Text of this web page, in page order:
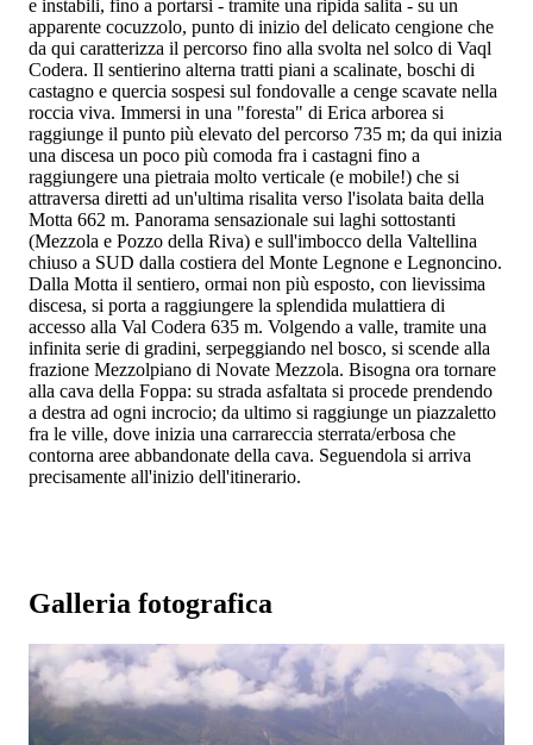
e instabili, fino a portarsi - tramite una ripida salita - su un
apparente cocuzzolo, punto di inizio del delicato cengione che
da qui caratterizza il percorso fino alla svolta nel solco di Vaql
Codera. Il sentierino alterna tratti piani a scalinate, boschi di
castagno e quercia sospesi sul fondovalle a cenge scavate nella
roccia viva. Immersi in una "foresta" di Erica arborea si
raggiunge il punto più elevato del percorso 735 m; da qui inizia
una discesa un poco più comoda fra i castagni fino a
raggiungere una pietraia molto verticale (e mobile!) che si
attraversa diretti ad un'ultima risalita verso l'isolata baita della
Motta 662 m. Panorama sensazionale sui laghi sottostanti
(Mezzola e Pozzo della Riva) e sull'imbocco della Valtellina
chiuso a SUD dalla costiera del Monte Legnone e Legnoncino.
Dalla Motta il sentiero, ormai non più esposto, con lievissima
discesa, si porta a raggiungere la splendida mulattiera di
accesso alla Val Codera 635 m. Volgendo a valle, tramite una
infinita serie di gradini, serpeggiando nel bosco, si scende alla
frazione Mezzolpiano di Novate Mezzola. Bisogna ora tornare
alla cava della Foppa: su strada asfaltata si procede prendendo
a destra ad ogni incrocio; da ultimo si raggiunge un piazzaletto
fra le ville, dove inizia una carrareccia sterrata/erbosa che
contorna aree abbandonate della cava. Seguendola si arriva
precisamente all'inizio dell'itinerario.
Galleria fotografica